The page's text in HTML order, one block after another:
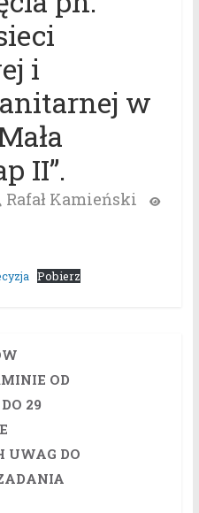
i
w
II”.
Rafał Kamieński
Pobierz
OD
29
UWAG DO